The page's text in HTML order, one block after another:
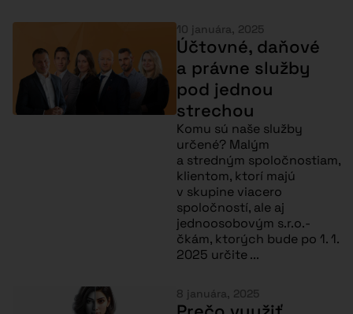
10 januára, 2025
Účtovné, daňové
a právne služby
pod jednou
strechou
Komu sú naše služby
určené? Malým
a stredným spoločnostiam,
klientom, ktorí majú
v skupine viacero
spoločností, ale aj
jednoosobovým s.r.o.-
čkám, ktorých bude po 1. 1.
2025 určite ...
8 januára, 2025